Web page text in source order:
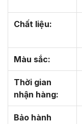
Chất liệu:
Màu sắc:
Thời gian
nhận hàng:
Bảo hành